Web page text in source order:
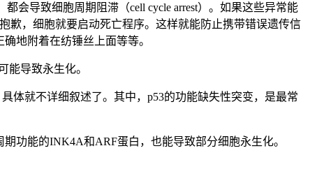
会导致细胞周期阻滞（cell cycle arrest）。如果这些异常能
歉，细胞就要启动死亡程序。这样就能防止携带错误遗传信
地附着在纺锤丝上面等等。
能导致永生化。
体就不详细叙述了。其中，p53的功能缺失性突变，是最常
功能的INK4A和ARF蛋白，也能导致部分细胞永生化。